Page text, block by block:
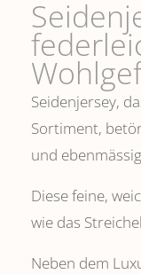
Seidenjersey,
Sortiment,
und
Diese feine,
wie das
Neben dem